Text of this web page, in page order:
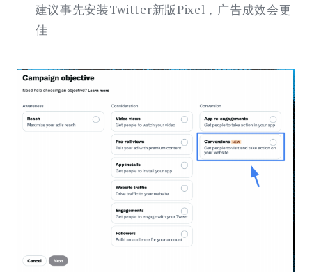
建议事先安装Twitter新版Pixel，广告成效会更
佳